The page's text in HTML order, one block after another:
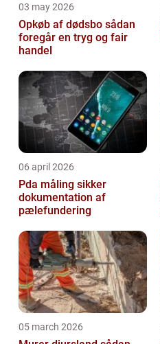
03 may 2026
Opkøb af dødsbo sådan
foregår en tryg og fair
handel
06 april 2026
Pda måling sikker
dokumentation af
pælefundering
05 march 2026